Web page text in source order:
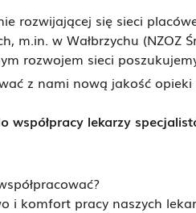
rozwijającej się sieci
m.in. w Wałbrzychu (NZOZ
rozwojem sieci
z nami nową jakość
współpracy lekarzy
i komfort pracy naszych